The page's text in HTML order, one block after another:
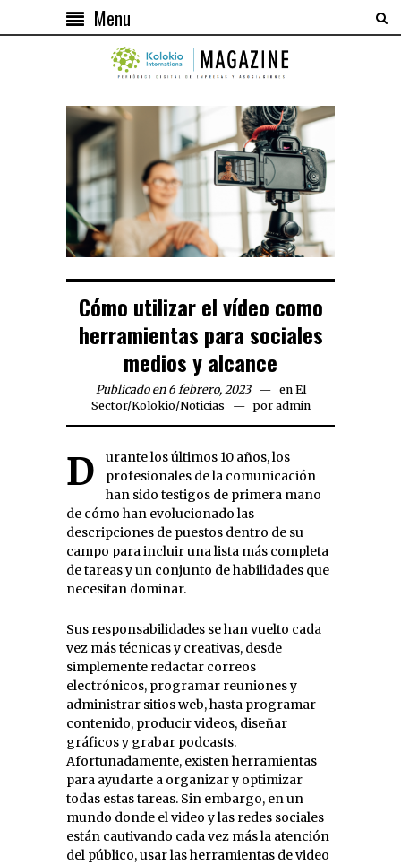
Menu
Cómo utilizar el vídeo como
herramientas para sociales
medios y alcance
Publicado en 6 febrero, 2023 en El
Sector/Kolokio/Noticias por admin
Durante los últimos 10 años, los
profesionales de la comunicación
han sido testigos de primera mano
de cómo han evolucionado las
descripciones de puestos dentro de su
campo para incluir una lista más completa
de tareas y un conjunto de habilidades que
necesitan dominar.
Sus responsabilidades se han vuelto cada
vez más técnicas y creativas, desde
simplemente redactar correos
electrónicos, programar reuniones y
administrar sitios web, hasta programar
contenido, producir videos, diseñar
gráficos y grabar podcasts.
Afortunadamente, existen herramientas
para ayudarte a organizar y optimizar
todas estas tareas. Sin embargo, en un
mundo donde el video y las redes sociales
están cautivando cada vez más la atención
del público, usar las herramientas de video